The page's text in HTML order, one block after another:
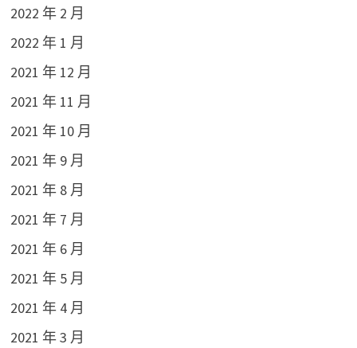
2022 年 2 月
2022 年 1 月
2021 年 12 月
2021 年 11 月
2021 年 10 月
2021 年 9 月
2021 年 8 月
2021 年 7 月
2021 年 6 月
2021 年 5 月
2021 年 4 月
2021 年 3 月